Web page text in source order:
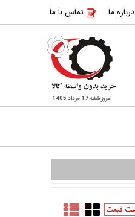
درباره ما تماس با ما
امروز شنبه 17 مرداد 1405